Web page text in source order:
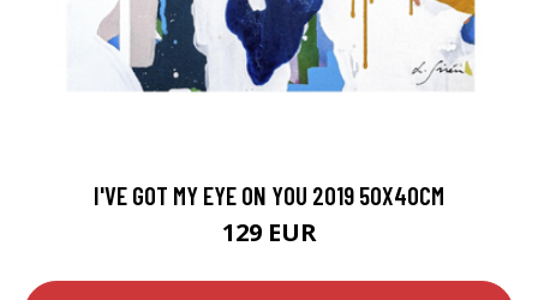
I'VE GOT MY EYE ON YOU 2019 50X40CM
129 EUR